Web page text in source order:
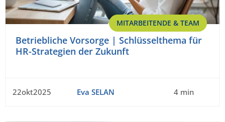
MITARBEITENDE & TEAM
Betriebliche Vorsorge | Schlüsselthema für
HR-Strategien der Zukunft
22okt2025 Eva SELAN 4 min